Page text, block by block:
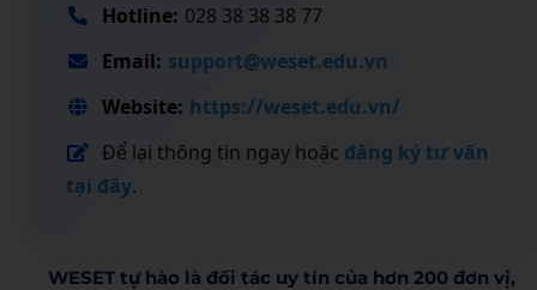
Hotline: 028 38 38 38 77
Email: support@weset.edu.vn
Website: https://weset.edu.vn/
Để lại thông tin ngay hoặc đăng ký tư vấn
tại đây.
WESET tự hào là đối tác uy tín của hơn 200 đơn vị,